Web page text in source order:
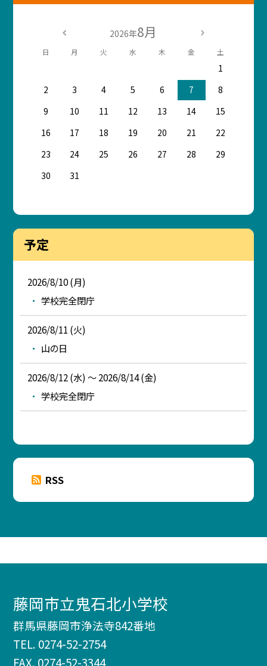
2026年8月
日 月 火 水 木 金 土
1
2
3 4 5 6 7
8
9
10 11 12 13 14
15
16
17 18 19 20 21
22
23
24 25 26 27 28
29
30
31
予定
2026/8/10 (月)
学校完全閉庁
2026/8/11 (火)
山の日
2026/8/12 (水) ～ 2026/8/14 (金)
学校完全閉庁
RSS
藤岡市立鬼石北小学校
群馬県藤岡市浄法寺842番地
TEL. 0274-52-2754
FAX. 0274-52-3344